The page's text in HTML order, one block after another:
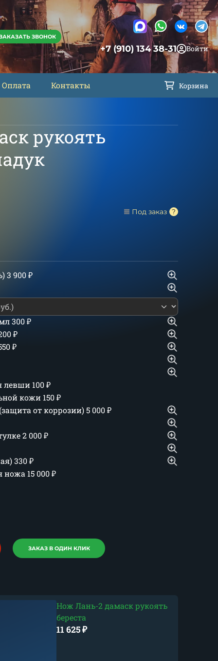
ЗВОНОК
+7 (910) 134 38-31 Войти
Оплата Контакты Корзина
рукоять
Под заказ
3 900₽
300₽
₽
₽
левши 100₽
кожи 150₽
от коррозии)5 000₽
2 000₽
330₽
ножа 15 000₽
ЗАКАЗ В ОДИН КЛИК
Нож Лань-2 дамаск рукоять
береста
11 625₽